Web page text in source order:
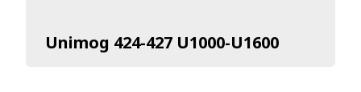
Unimog 424-427 U1000-U1600